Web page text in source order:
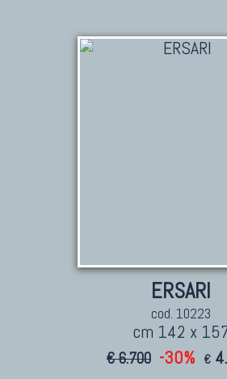
ERSARI
cod. 10223
cm 142 x
€ 6.700 -30% €